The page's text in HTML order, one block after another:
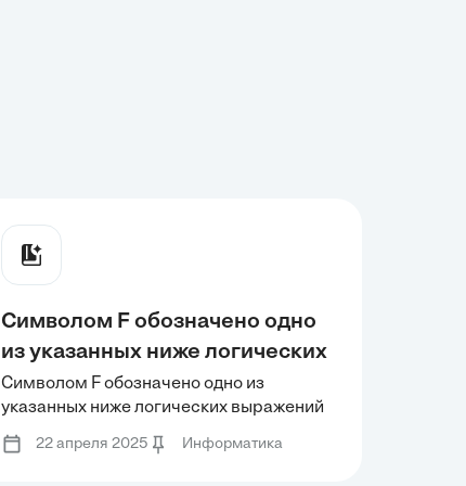
Символом F обозначено одно
из указанных ниже логических
выражений от трех аргументов:
А, В, С. Дан фрагмент таблицы
истинности выражения F:
Символом F обозначено одно из
указанных ниже логических выражений
от трех аргументов: А, В, С. Дан
фрагмент таблицы истинности
22 апреля 2025 Информатика